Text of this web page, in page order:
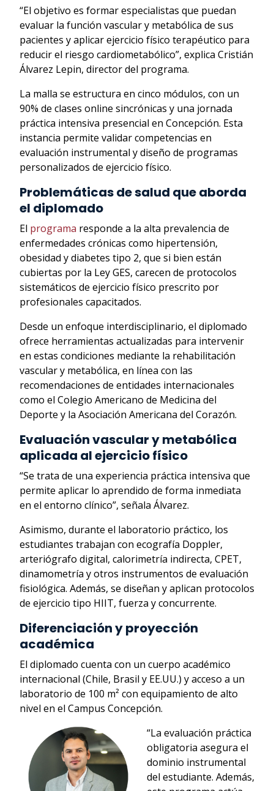
“El objetivo es formar especialistas que puedan
evaluar la función vascular y metabólica de sus
pacientes y aplicar ejercicio físico terapéutico para
reducir el riesgo cardiometabólico”, explica Cristián
Álvarez Lepin, director del programa.
La malla se estructura en cinco módulos, con un
90% de clases online sincrónicas y una jornada
práctica intensiva presencial en Concepción. Esta
instancia permite validar competencias en
evaluación instrumental y diseño de programas
personalizados de ejercicio físico.
Problemáticas de salud que aborda
el diplomado
El programa responde a la alta prevalencia de
enfermedades crónicas como hipertensión,
obesidad y diabetes tipo 2, que si bien están
cubiertas por la Ley GES, carecen de protocolos
sistemáticos de ejercicio físico prescrito por
profesionales capacitados.
Desde un enfoque interdisciplinario, el diplomado
ofrece herramientas actualizadas para intervenir
en estas condiciones mediante la rehabilitación
vascular y metabólica, en línea con las
recomendaciones de entidades internacionales
como el Colegio Americano de Medicina del
Deporte y la Asociación Americana del Corazón.
Evaluación vascular y metabólica
aplicada al ejercicio físico
“Se trata de una experiencia práctica intensiva que
permite aplicar lo aprendido de forma inmediata
en el entorno clínico”, señala Álvarez.
Asimismo, durante el laboratorio práctico, los
estudiantes trabajan con ecografía Doppler,
arteriógrafo digital, calorimetría indirecta, CPET,
dinamometría y otros instrumentos de evaluación
fisiológica. Además, se diseñan y aplican protocolos
de ejercicio tipo HIIT, fuerza y concurrente.
Diferenciación y proyección
académica
El diplomado cuenta con un cuerpo académico
internacional (Chile, Brasil y EE.UU.) y acceso a un
laboratorio de 100 m² con equipamiento de alto
nivel en el Campus Concepción.
“La evaluación práctica
obligatoria asegura el
dominio instrumental
del estudiante. Además,